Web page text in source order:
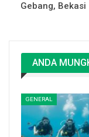
Gebang, Bekasi
ANDA
GENERAL